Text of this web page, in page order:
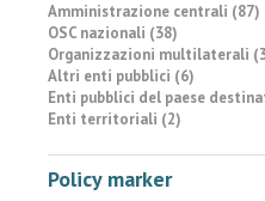
Amministrazione centrali (87)
OSC nazionali (38)
Organizzazioni multilaterali
Altri enti pubblici (6)
Enti pubblici del paese
Enti territoriali (2)
Policy marker